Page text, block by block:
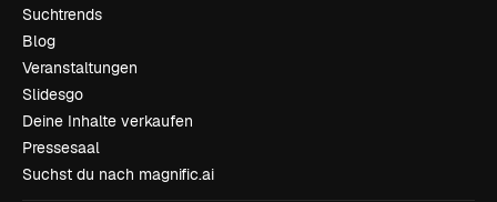
Suchtrends
Blog
Veranstaltungen
Slidesgo
Deine Inhalte verkaufen
Pressesaal
Suchst du nach magnific.ai